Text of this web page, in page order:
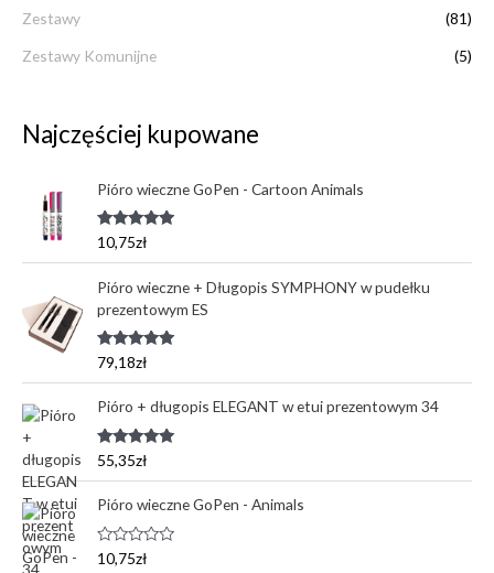
Zestawy (81)
Zestawy Komunijne (5)
Najczęściej kupowane
Pióro wieczne GoPen - Cartoon Animals
Oceniono
5.00
10,75zł
Pióro wieczne + Długopis SYMPHONY w pudełku
prezentowym ES
Oceniono
5.00
79,18zł
Pióro + długopis ELEGANT w etui prezentowym 34
Oceniono
5.00
55,35zł
Pióro wieczne GoPen - Animals
O
10,75zł